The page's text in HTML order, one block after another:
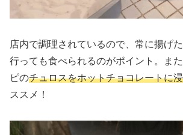
店内で調理されているので、常に揚げ
行っても食べられるのがポイント。ま
ピのチュロスをホットチョコレートに
ススメ！